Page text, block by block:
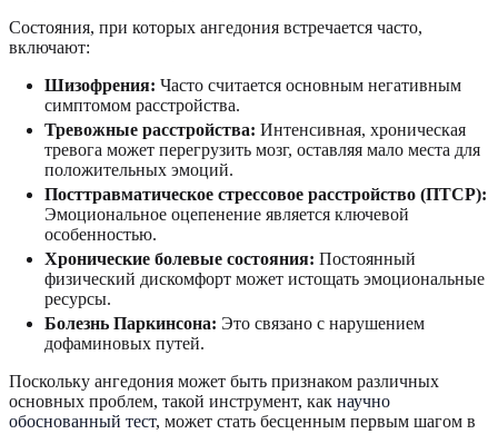
Состояния, при которых ангедония встречается часто,
включают:
Шизофрения: Часто считается основным негативным
симптомом расстройства.
Тревожные расстройства: Интенсивная, хроническая
тревога может перегрузить мозг, оставляя мало места для
положительных эмоций.
Посттравматическое стрессовое расстройство (ПТСР):
Эмоциональное оцепенение является ключевой
особенностью.
Хронические болевые состояния: Постоянный
физический дискомфорт может истощать эмоциональные
ресурсы.
Болезнь Паркинсона: Это связано с нарушением
дофаминовых путей.
Поскольку ангедония может быть признаком различных
основных проблем, такой инструмент, как научно
обоснованный тест, может стать бесценным первым шагом в